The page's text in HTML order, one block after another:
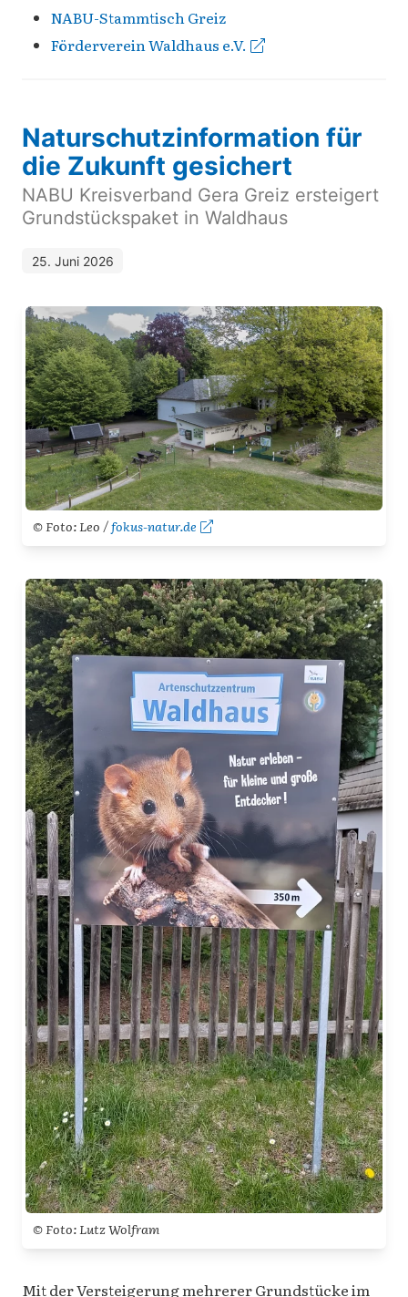
NABU-Stammtisch Greiz
Förderverein Waldhaus e.V.
Naturschutzinformation für
die Zukunft gesichert
NABU Kreisverband Gera Greiz ersteigert
Grundstückspaket in Waldhaus
25. Juni 2026
© Foto: Leo /fokus-natur.de
© Foto: Lutz Wolfram
Mit der Versteigerung mehrerer Grundstücke im